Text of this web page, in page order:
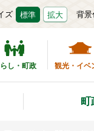
ズ 標準 拡大 背景
らし・町政 観光・イベ
町